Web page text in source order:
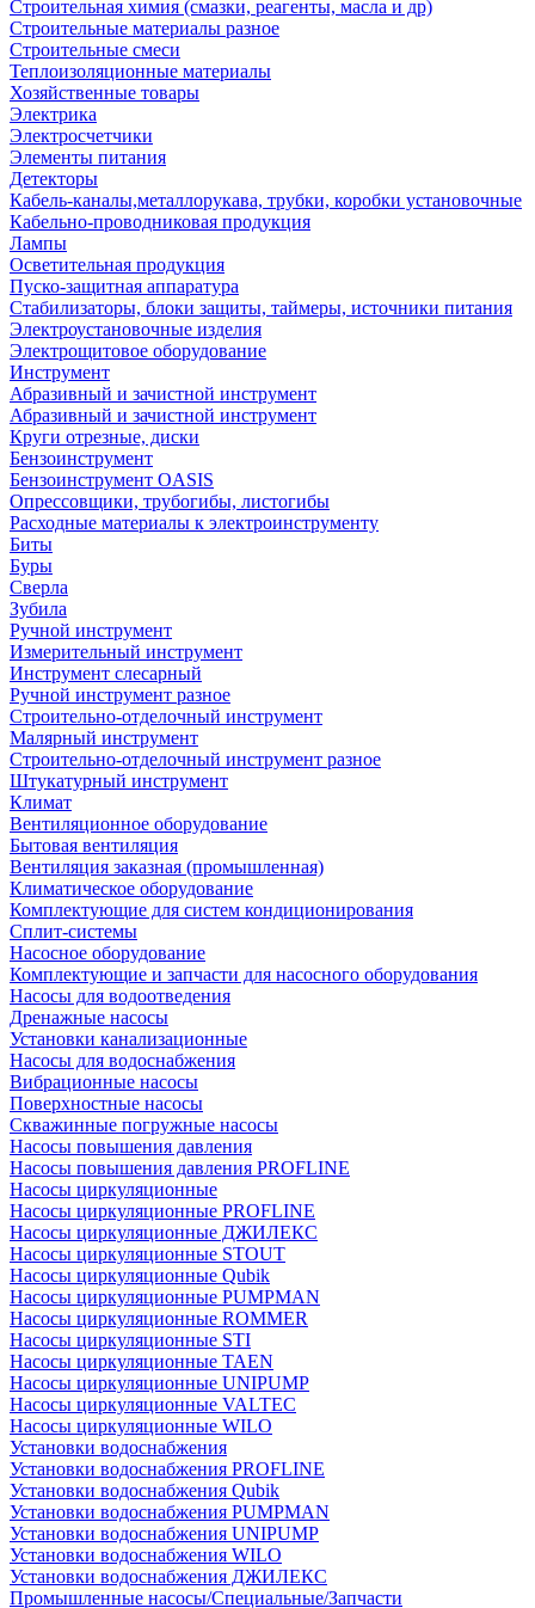
Строительная химия (смазки, реагенты, масла и др)
Строительные материалы разное
Строительные смеси
Теплоизоляционные материалы
Хозяйственные товары
Электрика
Электросчетчики
Элементы питания
Детекторы
Кабель-каналы,металлорукава, трубки, коробки установочные
Кабельно-проводниковая продукция
Лампы
Осветительная продукция
Пуско-защитная аппаратура
Стабилизаторы, блоки защиты, таймеры, источники питания
Электроустановочные изделия
Электрощитовое оборудование
Инструмент
Абразивный и зачистной инструмент
Абразивный и зачистной инструмент
Круги отрезные, диски
Бензоинструмент
Бензоинструмент OASIS
Опрессовщики, трубогибы, листогибы
Расходные материалы к электроинструменту
Биты
Буры
Сверла
Зубила
Ручной инструмент
Измерительный инструмент
Инструмент слесарный
Ручной инструмент разное
Строительно-отделочный инструмент
Малярный инструмент
Строительно-отделочный инструмент разное
Штукатурный инструмент
Климат
Вентиляционное оборудование
Бытовая вентиляция
Вентиляция заказная (промышленная)
Климатическое оборудование
Комплектующие для систем кондиционирования
Сплит-системы
Насосное оборудование
Комплектующие и запчасти для насосного оборудования
Насосы для водоотведения
Дренажные насосы
Установки канализационные
Насосы для водоснабжения
Вибрационные насосы
Поверхностные насосы
Скважинные погружные насосы
Насосы повышения давления
Насосы повышения давления PROFLINE
Насосы циркуляционные
Насосы циркуляционные PROFLINE
Насосы циркуляционные ДЖИЛЕКС
Насосы циркуляционные STOUT
Насосы циркуляционные Qubik
Насосы циркуляционные PUMPMAN
Насосы циркуляционные ROMMER
Насосы циркуляционные STI
Насосы циркуляционные TAEN
Насосы циркуляционные UNIPUMP
Насосы циркуляционные VALTEC
Насосы циркуляционные WILO
Установки водоснабжения
Установки водоснабжения PROFLINE
Установки водоснабжения Qubik
Установки водоснабжения PUMPMAN
Установки водоснабжения UNIPUMP
Установки водоснабжения WILO
Установки водоснабжения ДЖИЛЕКС
Промышленные насосы/Специальные/Запчасти